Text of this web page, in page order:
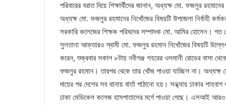
পরিবারের বরাত দিয়ে শিক্ষার্থীদের জানান, অধ্যক্ষ মো. ফজলুর
অধ্যক্ষ মো. ফজলুর রহমানের নিখোঁজের বিষয়টি উপজেলা নির্বাহী
সরকারি কলেজের শিক্ষক পরিষদের সম্পাদক মো. আমির হোসেন। গত
সুলতানা আক্তারও স্বামী মো. ফজলুর রহমান নিখোঁজের বিষয়টি উল্লেখ
করেন, শুক্রবার সকাল ৮টায় নবীগঞ্জ শহরের ওসমানী রোডের বাসা
ফজলুর রহমান। তারপর থেকে তার খোঁজ পাওয়া যাচ্ছিল না। অধ্যক্ষ
দায়ের পর দেশের সব থানায় বার্তা পাঠানো হয়। সন্ধ্যায় ঢাকার
ঢাকা মেডিকেল কলেজ হাসপাতালের মর্গে পাওয়া গেছে। এসআই